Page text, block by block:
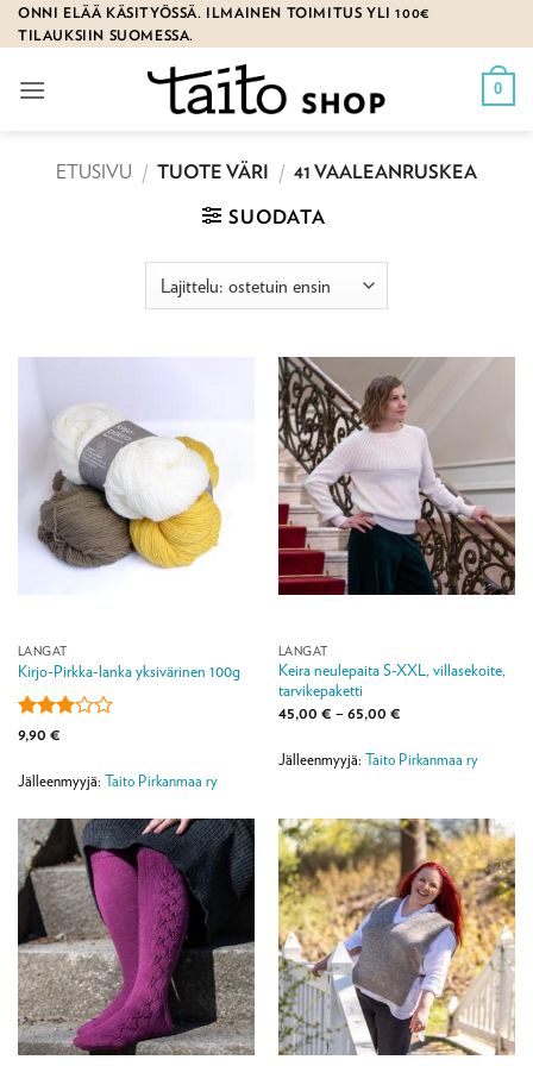
Skip
to
ONNI ELÄÄ KÄSITYÖSSÄ. ILMAINEN TOIMITUS YLI 100€
TILAUKSIIN SUOMESSA.
0
ETUSIVU / TUOTE VÄRI / 41 VAALEANRUSKEA
SUODATA
LANGAT
Kirjo-Pirkka-lanka yksivärinen 100g
Arvostelu
3 / 5
9,90 €
Jälleenmyyjä: Taito Pirkanmaa ry
LANGAT
Keira neulepaita S-XXL, villasekoite,
tarvikepaketti
45,00 € – 65,00 €Hintaluokka:
65,00 €
Jälleenmyyjä: Taito Pirkanmaa ry